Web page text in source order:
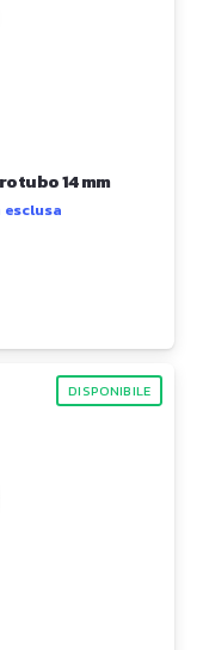
14 mm
esclusa
DISPONIBILE